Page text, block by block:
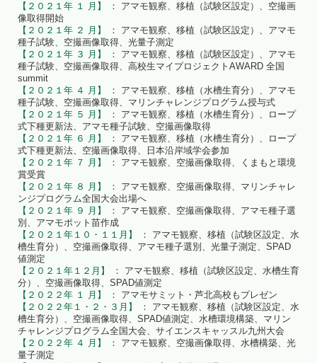
【２０２１年 １ 月】
： アマモ観察、移植（試験区設定）、空撮画
像取得開始
【２０２１年 ２ 月】
： アマモ観察、移植（試験区設定）、アマモ
種子試験、空撮画像取得、光量子測定
【２０２１年 ３ 月】
： アマモ観察、移植（試験区設定）、アマモ
種子試験、空撮画像取得、高校生マイプロジェクトAWARD 全国
summit
【２０２１年 ４ 月】
： アマモ観察、移植（水槽生育分）、アマモ
種子試験、空撮画像取得、マリンチャレンジプログラム授与式
【２０２１年 ５ 月】
： アマモ観察、移植（水槽生育分）、ロープ
式下種更新法、アマモ種子試験、空撮画像取得
【２０２１年 ６ 月】
： アマモ観察、移植（水槽生育分）、ロープ
式下種更新法、空撮画像取得、日本沿岸域学会参加
【２０２１年 ７ 月】
： アマモ観察、空撮画像取得、くまもと環境
賞受賞
【２０２１年 ８ 月】
： アマモ観察、空撮画像取得、マリンチャレ
ンジプログラム全国大会出場へ
【２０２１年 ９ 月】
： アマモ観察、空撮画像取得、アマモ種子選
別、アマモポット苗作成
【２０２１年１０・１１月】
： アマモ観察、移植（試験区設定、水
槽生育分）、空撮画像取得、アマモ種子選別、光量子測定、SPAD
値測定
【２０２１年１２月】
： アマモ観察、移植（試験区設定、水槽生育
分）、空撮画像取得、SPAD値測定
【２０２２年 １ 月】
： アマモサミット・芦北高校もプレゼン
【２０２２年１・２・３月】
： アマモ観察、移植（試験区設定、水
槽生育分）、空撮画像取得、SPAD値測定、水槽環境構築、マリン
チャレンジプログラム全国大会、サイエンスキャッスル九州大会
【２０２２年 ４ 月】
： アマモ観察、空撮画像取得、水槽構築、光
量子測定